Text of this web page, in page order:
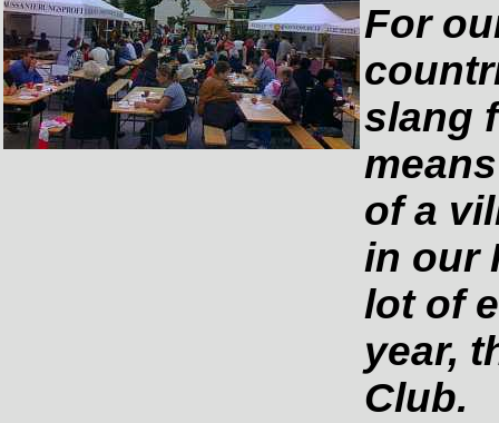
For
slang
of a
in our
lot of
year,
Club.